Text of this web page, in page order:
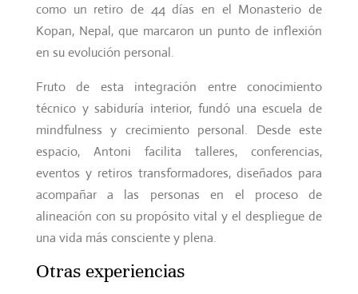
como un retiro de 44 días en el Monasterio de
Kopan, Nepal, que marcaron un punto de inflexión
en su evolución personal.
Fruto de esta integración entre conocimiento
técnico y sabiduría interior, fundó una escuela de
mindfulness y crecimiento personal. Desde este
espacio, Antoni facilita talleres, conferencias,
eventos y retiros transformadores, diseñados para
acompañar a las personas en el proceso de
alineación con su propósito vital y el despliegue de
una vida más consciente y plena.
Otras experiencias